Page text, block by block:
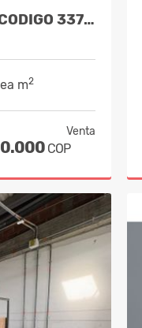
VENTA CASA PALERMO, MANIZALES CODIGO 337153
m2
Venta
COP